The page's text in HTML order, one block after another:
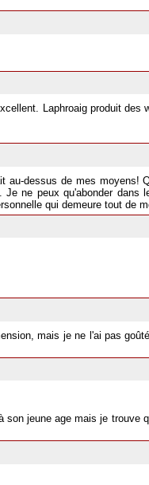
Laphroaig produit des
dessus de mes moyens!
ne peux qu'abonder dans
qui demeure tout de
mais je ne l'ai pas
jeune age mais je trouve